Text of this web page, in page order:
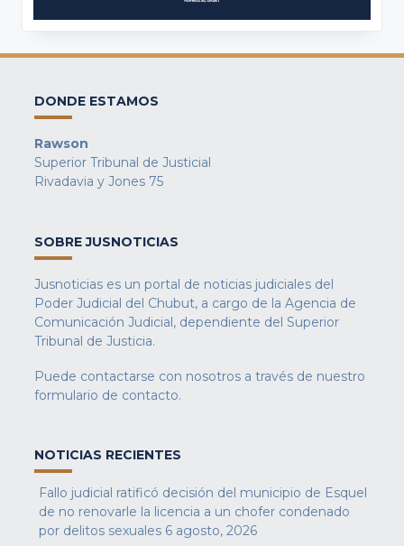
DONDE ESTAMOS
Rawson
Superior Tribunal de Justicial
Rivadavia y Jones 75
SOBRE JUSNOTICIAS
Jusnoticias es un portal de noticias judiciales del
Poder Judicial del Chubut, a cargo de la Agencia de
Comunicación Judicial, dependiente del Superior
Tribunal de Justicia.
Puede contactarse con nosotros a través de nuestro
formulario de contacto.
NOTICIAS RECIENTES
Fallo judicial ratificó decisión del municipio de Esquel
de no renovarle la licencia a un chofer condenado
por delitos sexuales 6 agosto, 2026